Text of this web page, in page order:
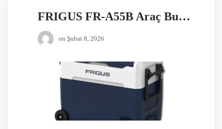
FRIGUS FR-A55B Araç Buzdolabı
on Şubat 8, 2026